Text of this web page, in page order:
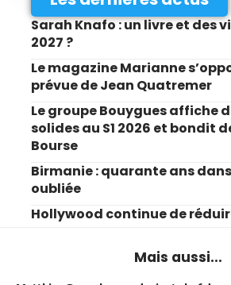
Sarah Knafo : un livre et des
2027 ?
Le magazine Marianne
prévue de Jean Quatremer
Le groupe Bouygues affiche
solides au S1 2026 et bondit
Bourse
Birmanie : quarante ans
oubliée
Hollywood continue de
Mais aussi...